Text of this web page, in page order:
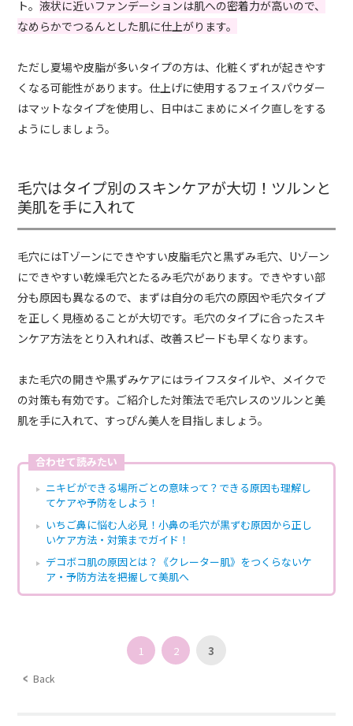
ト。液状に近いファンデーションは肌への密着力が高いので、
なめらかでつるんとした肌に仕上がります。
ただし夏場や皮脂が多いタイプの方は、化粧くずれが起きやす
くなる可能性があります。仕上げに使用するフェイスパウダー
はマットなタイプを使用し、日中はこまめにメイク直しをする
ようにしましょう。
毛穴はタイプ別のスキンケアが大切！ツルンと
美肌を手に入れて
毛穴にはTゾーンにできやすい皮脂毛穴と黒ずみ毛穴、Uゾーン
にできやすい乾燥毛穴とたるみ毛穴があります。できやすい部
分も原因も異なるので、まずは自分の毛穴の原因や毛穴タイプ
を正しく見極めることが大切です。毛穴のタイプに合ったスキ
ンケア方法をとり入れれば、改善スピードも早くなります。
また毛穴の開きや黒ずみケアにはライフスタイルや、メイクで
の対策も有効です。ご紹介した対策法で毛穴レスのツルンと美
肌を手に入れて、すっぴん美人を目指しましょう。
合わせて読みたい
ニキビができる場所ごとの意味って？できる原因も理解し
てケアや予防をしよう！
いちご鼻に悩む人必見！小鼻の毛穴が黒ずむ原因から正し
いケア方法・対策までガイド！
デコボコ肌の原因とは？《クレーター肌》をつくらないケ
ア・予防方法を把握して美肌へ
Back
1 2 3